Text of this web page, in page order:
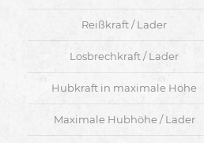
Reißkraft / Lader
Losbrechkraft / Lader
Hubkraft in maximale Höhe
Maximale Hubhöhe / Lader